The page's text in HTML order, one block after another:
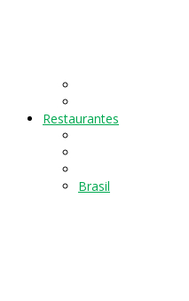
Restaurantes
Brasil